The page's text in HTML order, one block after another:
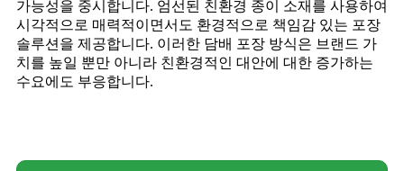
가능성을 중시합니다. 엄선된 친환경 종이 소재를 사용하여
시각적으로 매력적이면서도 환경적으로 책임감 있는 포장
솔루션을 제공합니다. 이러한 담배 포장 방식은 브랜드 가
치를 높일 뿐만 아니라 친환경적인 대안에 대한 증가하는
수요에도 부응합니다.